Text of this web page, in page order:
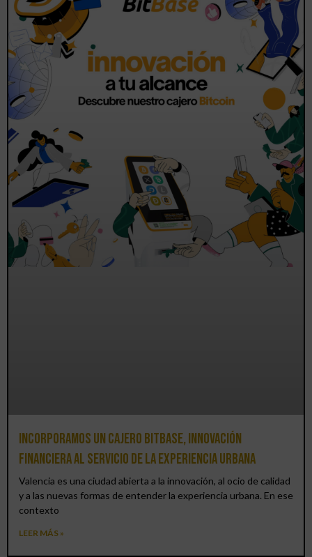
Incorporamos un cajero BitBase, innovación
financiera al servicio de la experiencia urbana
Valencia es una ciudad abierta a la innovación, al ocio de calidad
y a las nuevas formas de entender la experiencia urbana. En ese
contexto
LEER MÁS »